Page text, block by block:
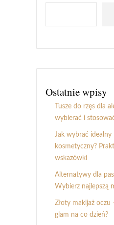
Ostatnie wpisy
Tusze do rzęs dla
wybierać i
Jak wybrać
kosmetyczny?
wskazówki
Alternatywy dla
Wybierz najlepszą
Złoty makijaż oczu
glam na co dzień?